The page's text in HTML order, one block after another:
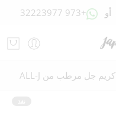
أو +973 32223977
كريم جل مرطب من ALL-J